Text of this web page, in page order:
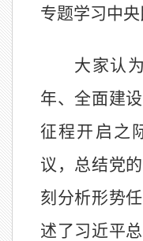
专题学习中央
大家认
年、全面建
征程开启之
议，总结党
刻分析形势
述了习近平